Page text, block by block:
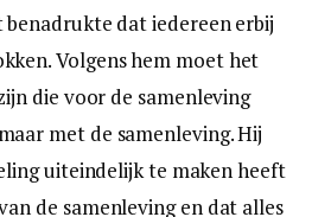
benadrukte dat iedereen erbij
Volgens hem moet het
die voor de samenleving
met de samenleving. Hij
uiteindelijk te maken heeft
de samenleving en dat alles